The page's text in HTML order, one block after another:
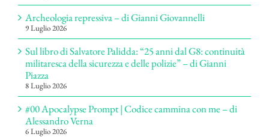
Archeologia repressiva – di Gianni Giovannelli
9 Luglio 2026
Sul libro di Salvatore Palidda: “25 anni dal G8: continuità
militaresca della sicurezza e delle polizie” – di Gianni
Piazza
8 Luglio 2026
#00 Apocalypse Prompt | Codice cammina con me – di
Alessandro Verna
6 Luglio 2026